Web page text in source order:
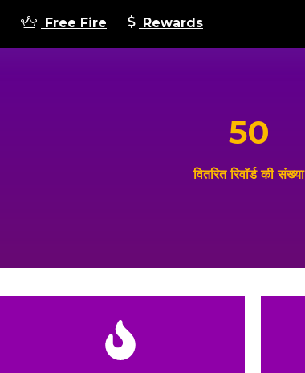
Free Fire Rewards
50
वितरित रिवॉर्ड की संख्या